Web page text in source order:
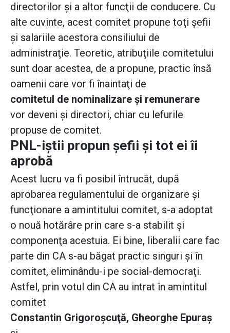
directorilor şi a altor funcţii de conducere. Cu
alte cuvinte, acest comitet propune toţi şefii
şi salariile acestora consiliului de
administraţie. Teoretic, atribuţiile comitetului
sunt doar acestea, de a propune, practic însă
oamenii care vor fi înaintaţi de
comitetul de nominalizare şi remunerare
vor deveni şi directori, chiar cu lefurile
propuse de comitet.
PNL-iştii propun şefii şi tot ei îi
aprobă
Acest lucru va fi posibil întrucât, după
aprobarea regulamentului de organizare şi
funcţionare a amintitului comitet, s-a adoptat
o nouă hotărâre prin care s-a stabilit şi
componenţa acestuia. Ei bine, liberalii care fac
parte din CA s-au băgat practic singuri şi în
comitet, eliminându-i pe social-democraţi.
Astfel, prin votul din CA au intrat în amintitul
comitet
Constantin Grigoroşcuţă, Gheorghe Epuraş